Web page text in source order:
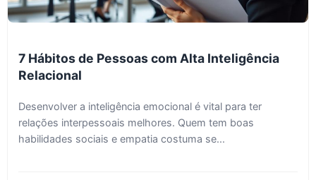
7 Hábitos de Pessoas com Alta Inteligência
Relacional
Desenvolver a inteligência emocional é vital para ter
relações interpessoais melhores. Quem tem boas
habilidades sociais e empatia costuma se...